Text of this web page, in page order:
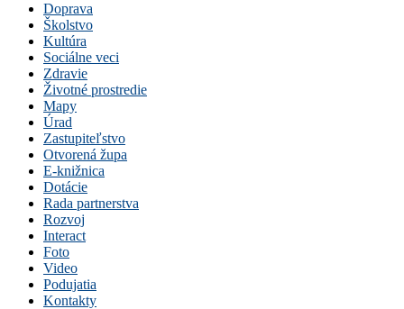
Doprava
Školstvo
Kultúra
Sociálne veci
Zdravie
Životné prostredie
Mapy
Úrad
Zastupiteľstvo
Otvorená župa
E-knižnica
Dotácie
Rada partnerstva
Rozvoj
Interact
Foto
Video
Podujatia
Kontakty